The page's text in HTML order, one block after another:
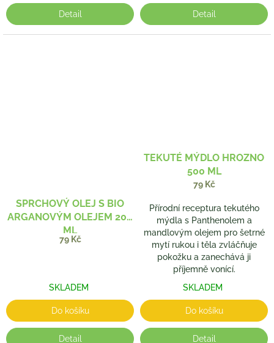
Detail Detail
SPRCHOVÝ OLEJ S BIO
ARGANOVÝM OLEJEM 200
ML
79 Kč
SKLADEM
Do košíku
Detail
TEKUTÉ MÝDLO HROZNO
500 ML
79 Kč
Přírodní receptura tekutého
mýdla s Panthenolem a
mandlovým olejem pro šetrné
mytí rukou i těla zvláčňuje
pokožku a zanechává ji
příjemně vonící.
SKLADEM
Do košíku
Detail